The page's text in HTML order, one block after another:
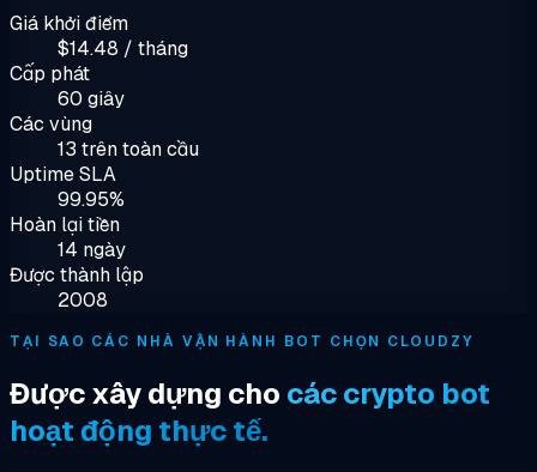
Giá khởi điểm
$14.48 / tháng
Cấp phát
60 giây
Các vùng
13 trên toàn cầu
Uptime SLA
99.95%
Hoàn lại tiền
14 ngày
Được thành lập
2008
TẠI SAO CÁC NHÀ VẬN HÀNH BOT CHỌN CLOUDZY
Được xây dựng cho các crypto bot
hoạt động thực tế.